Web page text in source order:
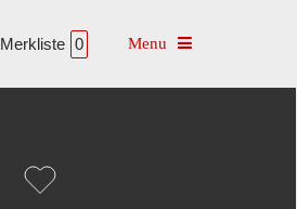
Merkliste 0 Toggle navigation